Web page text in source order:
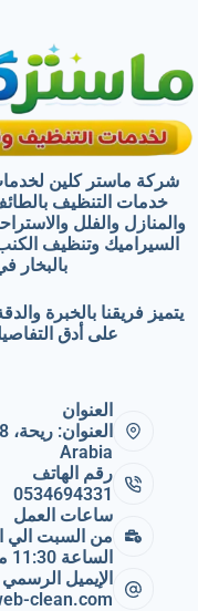
شركة ماستر كلين
خدمات التنظيف
والمنازل والفلل
السيراميك وتنظيف
بالبخار
يتميز فريقنا بالخبرة
على أدق
العنوان
Arabia
رقم الهاتف
0534694331
ساعات العمل
الساعة 11:30 مساءًا
الإيميل الرسمي
clean.com